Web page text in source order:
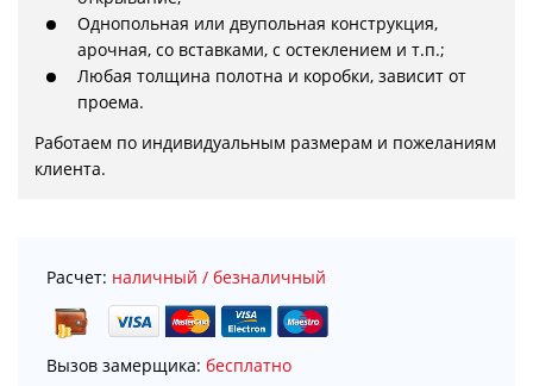
Однопольная или двупольная конструкция,
арочная, со вставками, с остеклением и т.п.;
Любая толщина полотна и коробки, зависит от
проема.
Работаем по индивидуальным размерам и пожеланиям
клиента.
Расчет: наличный / безналичный
Вызов замерщика: бесплатно